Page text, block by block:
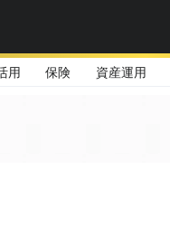
用 保険 資産運用